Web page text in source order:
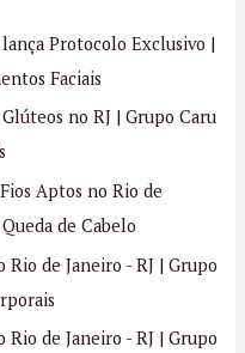
Protocolo Exclusivo |
Faciais
no RJ | Grupo Caru
Aptos no Rio de
de Cabelo
de Janeiro - RJ | Grupo
de Janeiro - RJ | Grupo